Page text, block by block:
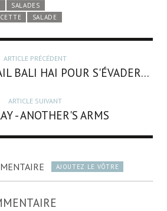
SALADES
SALADE
ARTICLE PRÉCÉDENT
BALI HAI POUR S'ÉVADER...
ARTICLE SUIVANT
- ANOTHER'S ARMS
AJOUTEZ LE VÔTRE